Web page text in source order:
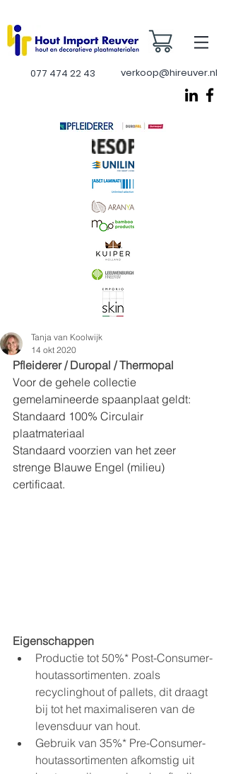
077 474 22 43 verkoop@hireuver.nl
Tanja van Koolwijk
14 okt 2020
Pfleiderer / Duropal / Thermopal
Voor de gehele collectie
gemelamineerde spaanplaat geldt:
Standaard 100% Circulair
plaatmateriaal
Standaard voorzien van het zeer
strenge Blauwe Engel (milieu)
certificaat.
Eigenschappen
Productie tot 50%* Post-Consumer-
houtassortimenten. zoals
recyclinghout of pallets, dit draagt
bij tot het maximaliseren van de
levensduur van hout.
Gebruik van 35%* Pre-Consumer-
houtassortimenten afkomstig uit